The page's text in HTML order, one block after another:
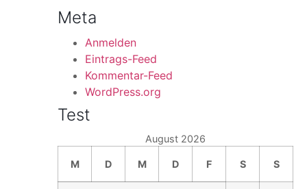
Meta
Anmelden
Eintrags-Feed
Kommentar-Feed
WordPress.org
Test
August 2026
M D M D F S S